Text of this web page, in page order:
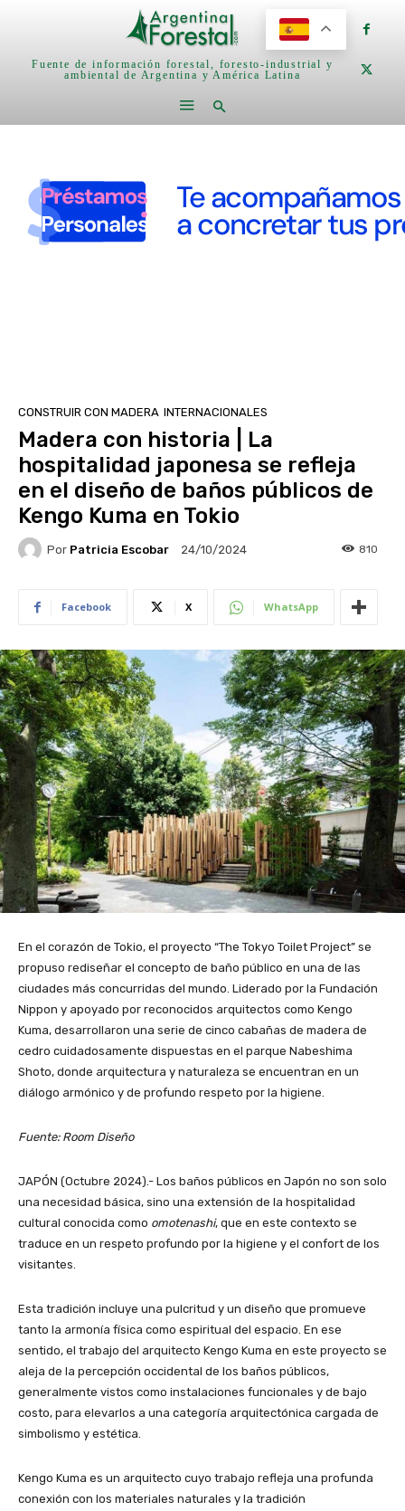
Fuente de información forestal, foresto-industrial y
ambiental de Argentina y América Latina
CONSTRUIR CON MADERA INTERNACIONALES
Madera con historia | La
hospitalidad japonesa se refleja
en el diseño de baños públicos de
Kengo Kuma en Tokio
Por Patricia Escobar 24/10/2024 810
Facebook X WhatsApp
En el corazón de Tokio, el proyecto “The Tokyo Toilet Project” se
propuso rediseñar el concepto de baño público en una de las
ciudades más concurridas del mundo. Liderado por la Fundación
Nippon y apoyado por reconocidos arquitectos como Kengo
Kuma, desarrollaron una serie de cinco cabañas de madera de
cedro cuidadosamente dispuestas en el parque Nabeshima
Shoto, donde arquitectura y naturaleza se encuentran en un
diálogo armónico y de profundo respeto por la higiene.
Fuente: Room Diseño
JAPÓN (Octubre 2024).- Los baños públicos en Japón no son solo
una necesidad básica, sino una extensión de la hospitalidad
cultural conocida como omotenashi, que en este contexto se
traduce en un respeto profundo por la higiene y el confort de los
visitantes.
Esta tradición incluye una pulcritud y un diseño que promueve
tanto la armonía física como espiritual del espacio. En ese
sentido, el trabajo del arquitecto Kengo Kuma en este proyecto se
aleja de la percepción occidental de los baños públicos,
generalmente vistos como instalaciones funcionales y de bajo
costo, para elevarlos a una categoría arquitectónica cargada de
simbolismo y estética.
Kengo Kuma es un arquitecto cuyo trabajo refleja una profunda
conexión con los materiales naturales y la tradición